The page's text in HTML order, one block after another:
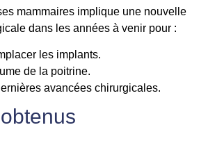
mammaires implique une nouvelle
dans les années à venir pour :
les implants.
de la poitrine.
avancées chirurgicales.